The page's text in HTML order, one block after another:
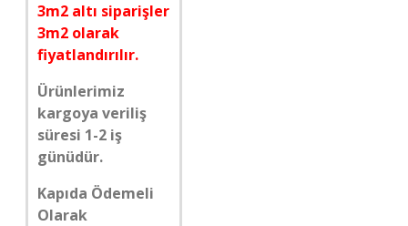
3m2 altı siparişler
3m2 olarak
fiyatlandırılır.
Ürünlerimiz
kargoya veriliş
süresi 1-2 iş
günüdür.
Kapıda Ödemeli
Olarak